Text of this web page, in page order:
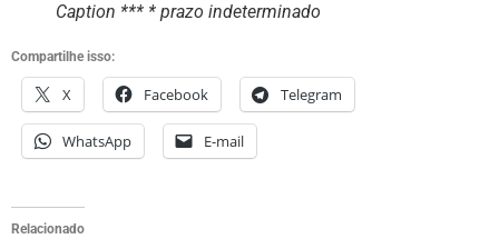
Caption *** * prazo indeterminado
Compartilhe isso:
X Facebook Telegram
WhatsApp E-mail
Relacionado